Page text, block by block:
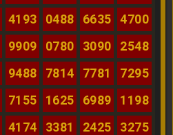
4193 0488 6635
4700
9909 0780 3090
2548
9488 7814 7781
7295
7155 1625 6989
1198
4174 3381 2425
3275